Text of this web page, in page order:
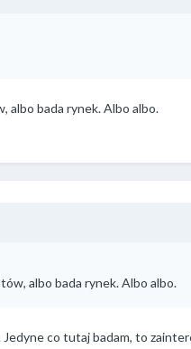
albo bada rynek. Albo albo.
albo bada rynek. Albo albo.
co tutaj badam, to